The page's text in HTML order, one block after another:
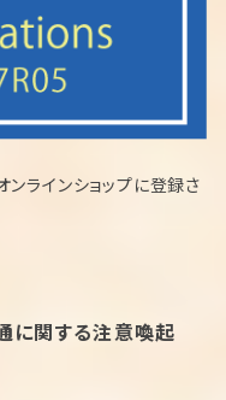
ラインショップに登録さ
関する注意喚起